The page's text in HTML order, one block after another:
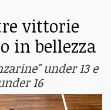
vittorie
in bellezza
under 13 e
16